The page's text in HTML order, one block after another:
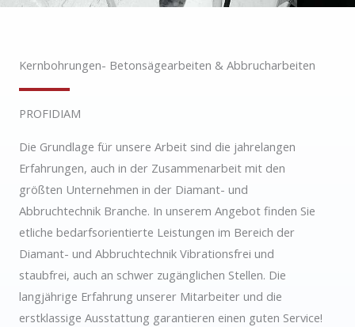
Kernbohrungen- Betonsägearbeiten & Abbrucharbeiten
PROFIDIAM
Die Grundlage für unsere Arbeit sind die jahrelangen
Erfahrungen, auch in der Zusammenarbeit mit den
größten Unternehmen in der Diamant- und
Abbruchtechnik Branche. In unserem Angebot finden Sie
etliche bedarfsorientierte Leistungen im Bereich der
Diamant- und Abbruchtechnik Vibrationsfrei und
staubfrei, auch an schwer zugänglichen Stellen. Die
langjährige Erfahrung unserer Mitarbeiter und die
erstklassige Ausstattung garantieren einen guten Service!